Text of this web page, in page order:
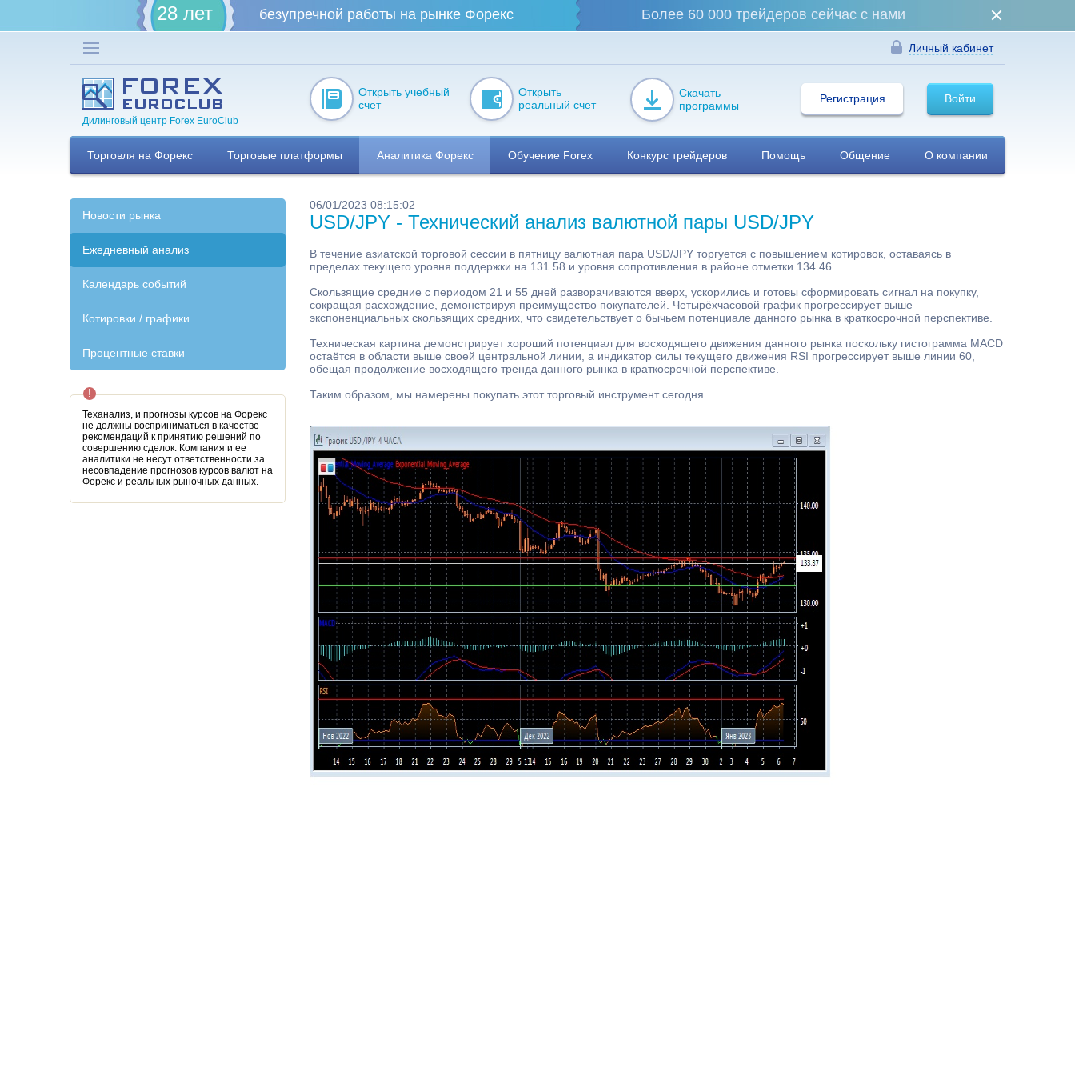
28 лет безупречной работы на рынке Форекс Более 60 000 трейдеров сейчас с нами
Личный кабинет
Дилинговый центр Forex EuroClub
Открыть учебный
счет
Открыть
реальный счет
Скачать
программы
Войти
Регистрация
Торговля на Форекс Торговые платформы Аналитика Форекс Обучение Forex Конкурс трейдеров Помощь Общение О компании
Новости рынка
Ежедневный анализ
Календарь событий
Котировки / графики
Процентные ставки
Теханализ, и прогнозы курсов на Форекс
не должны восприниматься в качестве
рекомендаций к принятию решений по
совершению сделок. Компания и ее
аналитики не несут ответственности за
несовпадение прогнозов курсов валют на
Форекс и реальных рыночных данных.
06/01/2023 08:15:02
USD/JPY - Технический анализ валютной пары USD/JPY
В течение азиатской торговой сессии в пятницу валютная пара USD/JPY торгуется с повышением котировок, оставаясь в
пределах текущего уровня поддержки на 131.58 и уровня сопротивления в районе отметки 134.46.
Скользящие средние с периодом 21 и 55 дней разворачиваются вверх, ускорились и готовы сформировать сигнал на покупку,
сокращая расхождение, демонстрируя преимущество покупателей. Четырёхчасовой график прогрессирует выше
экспоненциальных скользящих средних, что свидетельствует о бычьем потенциале данного рынка в краткосрочной перспективе.
Техническая картина демонстрирует хороший потенциал для восходящего движения данного рынка поскольку гистограмма MACD
остаётся в области выше своей центральной линии, а индикатор силы текущего движения RSI прогрессирует выше линии 60,
обещая продолжение восходящего тренда данного рынка в краткосрочной перспективе.
Таким образом, мы намерены покупать этот торговый инструмент сегодня.